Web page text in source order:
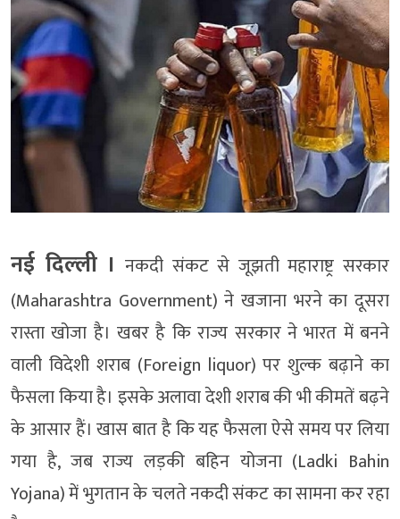
नई दिल्‍ली । नकदी संकट से जूझती महाराष्ट्र सरकार
(Maharashtra Government) ने खजाना भरने का दूसरा
रास्ता खोजा है। खबर है कि राज्य सरकार ने भारत में बनने
वाली विदेशी शराब (Foreign liquor) पर शुल्क बढ़ाने का
फैसला किया है। इसके अलावा देशी शराब की भी कीमतें बढ़ने
के आसार हैं। खास बात है कि यह फैसला ऐसे समय पर लिया
गया है, जब राज्य लड़की बहिन योजना (Ladki Bahin
Yojana) में भुगतान के चलते नकदी संकट का सामना कर रहा